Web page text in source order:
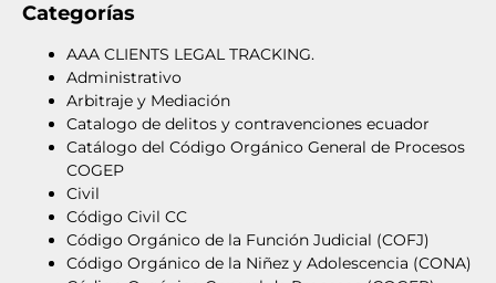
Categorías
AAA CLIENTS LEGAL TRACKING.
Administrativo
Arbitraje y Mediación
Catalogo de delitos y contravenciones ecuador
Catálogo del Código Orgánico General de Procesos
COGEP
Civil
Código Civil CC
Código Orgánico de la Función Judicial (COFJ)
Código Orgánico de la Niñez y Adolescencia (CONA)